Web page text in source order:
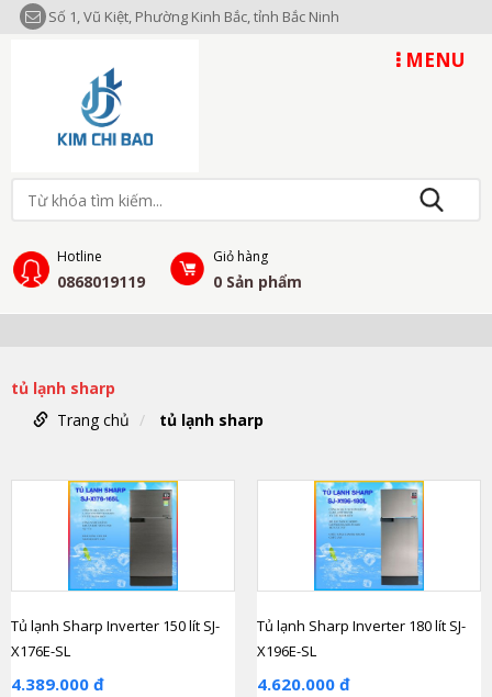
Số 1, Vũ Kiệt, Phường Kinh Bắc, tỉnh Bắc Ninh
MENU
Hotline
0868019119
Giỏ hàng
0 Sản phẩm
tủ lạnh sharp
Trang chủ
tủ lạnh sharp
Tủ lạnh Sharp Inverter 150 lít SJ-
X176E-SL
4.389.000 đ
Tủ lạnh Sharp Inverter 180 lít SJ-
X196E-SL
4.620.000 đ